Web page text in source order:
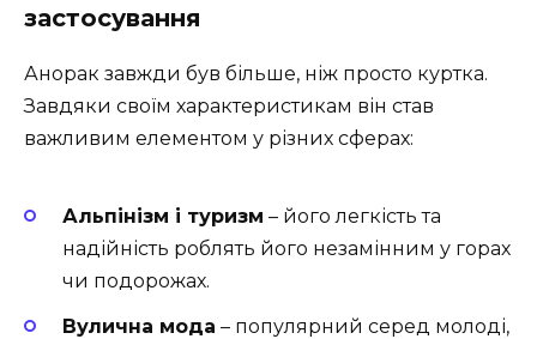
застосування
Анорак завжди був більше, ніж просто куртка.
Завдяки своїм характеристикам він став
важливим елементом у різних сферах:
Альпінізм і туризм – його легкість та
надійність роблять його незамінним у горах
чи подорожах.
Вулична мода – популярний серед молоді,